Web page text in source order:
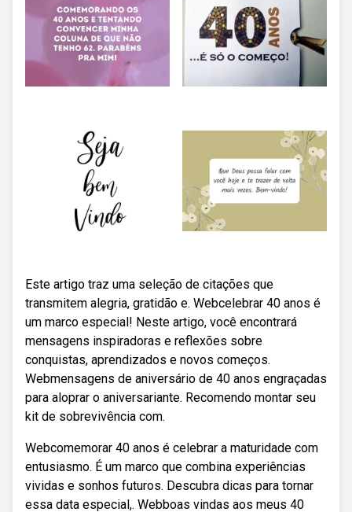
Este artigo traz uma seleção de citações que
transmitem alegria, gratidão e. Webcelebrar 40 anos é
um marco especial! Neste artigo, você encontrará
mensagens inspiradoras e reflexões sobre
conquistas, aprendizados e novos começos.
Webmensagens de aniversário de 40 anos engraçadas
para aloprar o aniversariante. Recomendo montar seu
kit de sobrevivência com.
Webcomemorar 40 anos é celebrar a maturidade com
entusiasmo. É um marco que combina experiências
vividas e sonhos futuros. Descubra dicas para tornar
essa data especial,. Webboas vindas aos meus 40